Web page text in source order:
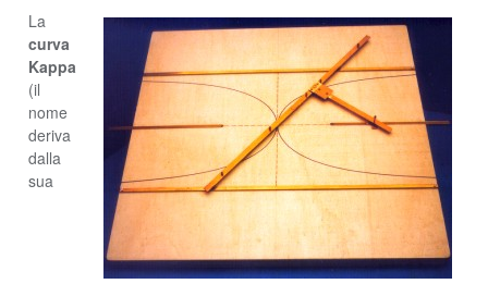
La
curva
Kappa
(il
nome
deriva
dalla
sua